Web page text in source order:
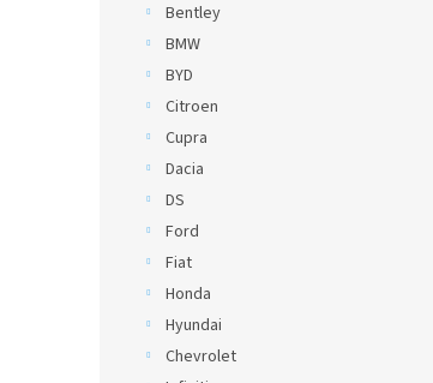
Bentley
BMW
BYD
Citroen
Cupra
Dacia
DS
Ford
Fiat
Honda
Hyundai
Chevrolet